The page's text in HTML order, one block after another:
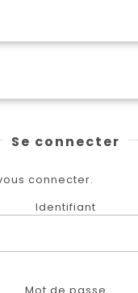
Se connecter
connecter.
Identifiant